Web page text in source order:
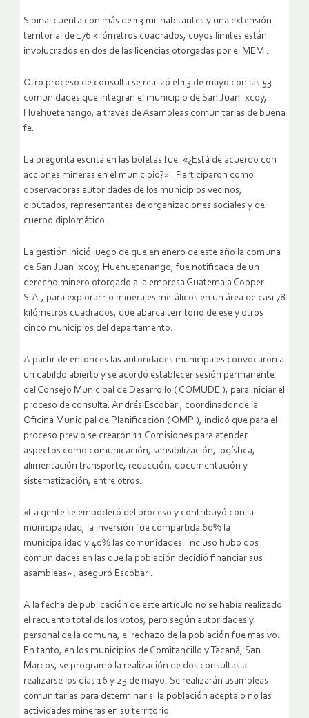
Sibinal cuenta con más de 13 mil habitantes y una extensión
territorial de 176 kilómetros cuadrados, cuyos límites están
involucrados en dos de las licencias otorgadas por el MEM .
Otro proceso de consulta se realizó el 13 de mayo con las 53
comunidades que integran el municipio de San Juan Ixcoy,
Huehuetenango, a través de Asambleas comunitarias de buena
fe.
La pregunta escrita en las boletas fue: «¿Está de acuerdo con
acciones mineras en el municipio?» . Participaron como
observadoras autoridades de los municipios vecinos,
diputados, representantes de organizaciones sociales y del
cuerpo diplomático.
La gestión inició luego de que en enero de este año la comuna
de San Juan Ixcoy, Huehuetenango, fue notificada de un
derecho minero otorgado a la empresa Guatemala Copper
S.A., para explorar 10 minerales metálicos en un área de casi 78
kilómetros cuadrados, que abarca territorio de ese y otros
cinco municipios del departamento.
A partir de entonces las autoridades municipales convocaron a
un cabildo abierto y se acordó establecer sesión permanente
del Consejo Municipal de Desarrollo ( COMUDE ), para iniciar el
proceso de consulta. Andrés Escobar , coordinador de la
Oficina Municipal de Planificación ( OMP ), indicó que para el
proceso previo se crearon 11 Comisiones para atender
aspectos como comunicación, sensibilización, logística,
alimentación transporte, redacción, documentación y
sistematización, entre otros.
«La gente se empoderó del proceso y contribuyó con la
municipalidad, la inversión fue compartida 60% la
municipalidad y 40% las comunidades. Incluso hubo dos
comunidades en las que la población decidió financiar sus
asambleas» , aseguró Escobar .
A la fecha de publicación de este artículo no se había realizado
el recuento total de los votos, pero según autoridades y
personal de la comuna, el rechazo de la población fue masivo.
En tanto, en los municipios de Comitancillo y Tacaná, San
Marcos, se programó la realización de dos consultas a
realizarse los días 16 y 23 de mayo. Se realizarán asambleas
comunitarias para determinar si la población acepta o no las
actividades mineras en su territorio.